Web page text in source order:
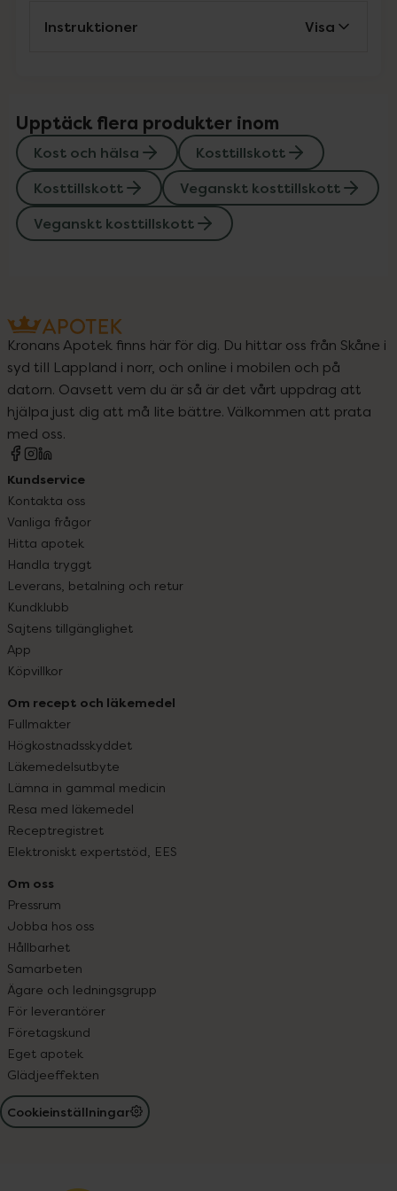
Instruktioner Visa
Upptäck flera produkter inom
Kost och hälsa
Kosttillskott
Kosttillskott
Veganskt kosttillskott
Veganskt kosttillskott
Kronans Apotek finns här för dig. Du hittar oss från Skåne i
syd till Lappland i norr, och online i mobilen och på
datorn. Oavsett vem du är så är det vårt uppdrag att
hjälpa just dig att må lite bättre. Välkommen att prata
med oss.
Kundservice
Kontakta oss
Vanliga frågor
Hitta apotek
Handla tryggt
Leverans, betalning och retur
Kundklubb
Sajtens tillgänglighet
App
Köpvillkor
Om recept och läkemedel
Fullmakter
Högkostnadsskyddet
Läkemedelsutbyte
Lämna in gammal medicin
Resa med läkemedel
Receptregistret
Elektroniskt expertstöd, EES
Om oss
Pressrum
Jobba hos oss
Hållbarhet
Samarbeten
Ägare och ledningsgrupp
För leverantörer
Företagskund
Eget apotek
Glädjeeffekten
Cookieinställningar